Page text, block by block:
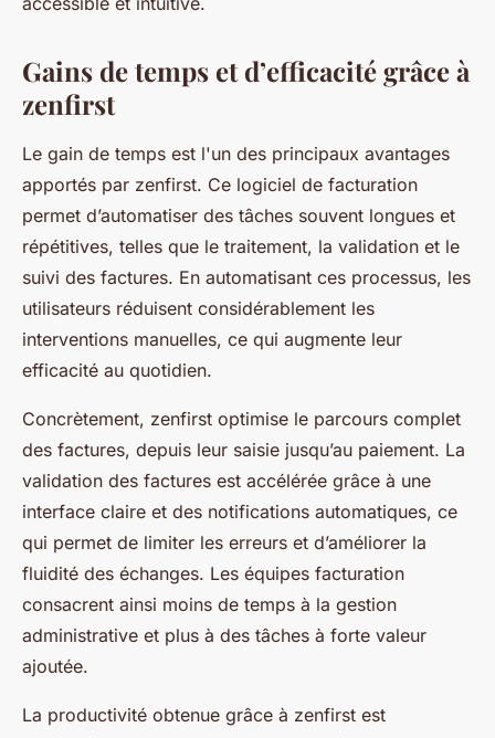
Gains de temps et d’efficacité grâce à
zenfirst
Le gain de temps est l'un des principaux avantages
apportés par zenfirst. Ce logiciel de facturation
permet d’automatiser des tâches souvent longues et
répétitives, telles que le traitement, la validation et le
suivi des factures. En automatisant ces processus, les
utilisateurs réduisent considérablement les
interventions manuelles, ce qui augmente leur
efficacité au quotidien.
Concrètement, zenfirst optimise le parcours complet
des factures, depuis leur saisie jusqu’au paiement. La
validation des factures est accélérée grâce à une
interface claire et des notifications automatiques, ce
qui permet de limiter les erreurs et d’améliorer la
fluidité des échanges. Les équipes facturation
consacrent ainsi moins de temps à la gestion
administrative et plus à des tâches à forte valeur
ajoutée.
La productivité obtenue grâce à zenfirst est